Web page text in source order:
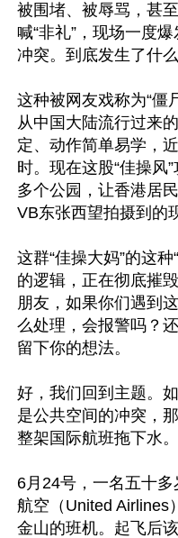
被围堵、被辱骂，甚
喊“非礼”，现场一度
冲突。到底发生了什么
这种被网友戏称为“僵
从中国大陆流行过来
定、动作简单易学，
时。现在这股“佳操风
多个公园，让香港居
VB东张西望拍摄到的
这群“佳操大妈”的这
的逻辑，正在彻底摧
朋友，如果你们遇到
么处理，会报警吗？
留下你的想法。
好，我们回到主题。
是公共空间的冲突，
整架国际航班拖下水。
6月24号，一名五十
航空（United Airlines
金山的班机。起飞后